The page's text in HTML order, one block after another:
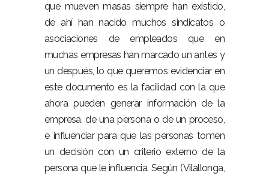
que mueven masas siempre han existido,
de ahí han nacido muchos sindicatos o
asociaciones de empleados que en
muchas empresas han marcado un antes y
un después, lo que queremos evidenciar en
este documento es la facilidad con la que
ahora pueden generar información de la
empresa, de una persona o de un proceso,
e influenciar para que las personas tomen
un decisión con un criterio externo de la
persona que le influencia. Según (Vilallonga,